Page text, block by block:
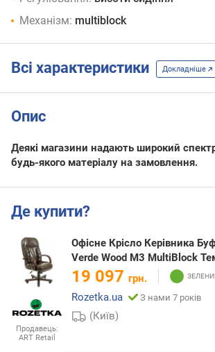
Механізм: multiblock
Всі характеристики Докладніше
Опис
Деякі магазини надають широкий спектр
будь-якого матеріалу на замовлення.
Де купити?
Продавець:
ART Retail
Офісне Крісло Керівника
Verde Wood М3 MultiBlock
19 097 грн.
Rozetka.ua
З нами 7 років
(Київ)